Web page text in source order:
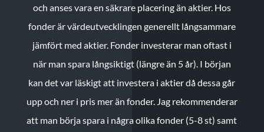
och anses vara en säkrare placering än aktier. Hos
fonder är värdeutvecklingen generellt långsammare
jämfört med aktier. Fonder investerar man oftast i
när man spara långsiktigt (längre än 5 år). I början
kan det var läskigt att investera i aktier då dessa går
upp och ner i pris mer än fonder. Jag rekommenderar
att man börja spara i några olika fonder (5-8 st) samt